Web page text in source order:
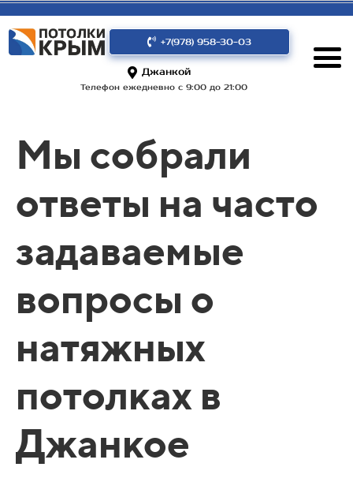
+7(978) 958-30-03
Джанкой
Телефон ежедневно с 9:00 до 21:00
Мы собрали
ответы на часто
задаваемые
вопросы о
натяжных
потолках в
Джанкое